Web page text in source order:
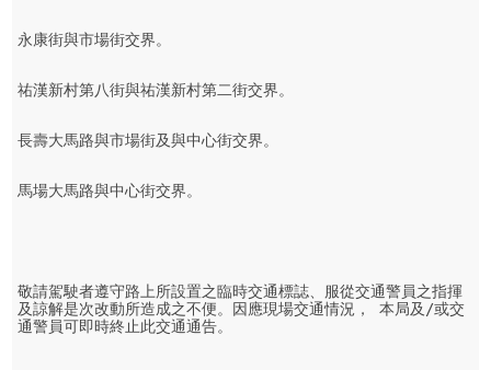
永康街與市場街交界。
祐漢新村第八街與祐漢新村第二街交界。
長壽大馬路與市場街及與中心街交界。
馬場大馬路與中心街交界。
敬請駕駛者遵守路上所設置之臨時交通標誌、服從交通警員之指揮
及諒解是次改動所造成之不便。因應現場交通情況， 本局及/或交
通警員可即時終止此交通通告。